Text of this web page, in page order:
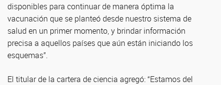
disponibles para continuar de manera óptima la
vacunación que se planteó desde nuestro sistema de
salud en un primer momento, y brindar información
precisa a aquellos países que aún están iniciando los
esquemas”.
El titular de la cartera de ciencia agregó: “Estamos del